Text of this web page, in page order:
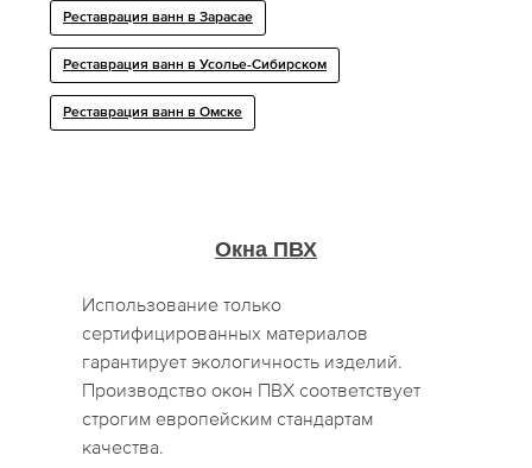
Реставрация ванн в Зарасае
Реставрация ванн в Усолье-Сибирском
Реставрация ванн в Омске
Окна ПВХ
Использование только
сертифицированных материалов
гарантирует экологичность изделий.
Производство окон ПВХ соответствует
строгим европейским стандартам
качества.